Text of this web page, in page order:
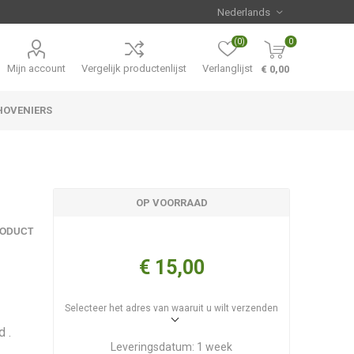
Mijn account Vergelijk productenlijst Verlanglijst
(0) 0
€ 0,00
.
OP VOORRAAD
€ 15,00
Selecteer het adres van waaruit u wilt verzenden
Leveringsdatum: 1 week